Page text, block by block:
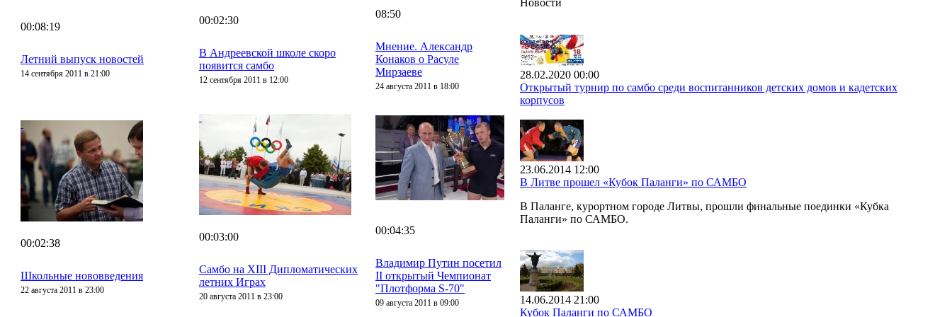
00:08:19
Летний выпуск новостей
14 сентября 2011 в 21:00
00:02:30
В Андреевской школе скоро
появится самбо
12 сентября 2011 в 12:00
08:50
Мнение. Александр
Конаков о Расуле
Мирзаеве
24 августа 2011 в 18:00
00:02:38
Школьные нововведения
22 августа 2011 в 23:00
00:03:00
Самбо на XIII Дипломатических
летних Играх
20 августа 2011 в 23:00
00:04:35
Владимир Путин посетил
II открытый Чемпионат
"Плотформа S-70"
09 августа 2011 в 09:00
Новости
28.02.2020 00:00
Открытый турнир по самбо среди воспитанников детских домов и кадетских
корпусов
23.06.2014 12:00
В Литве прошел «Кубок Паланги» по САМБО
В Паланге, курортном городе Литвы, прошли финальные поединки «Кубка
Паланги» по САМБО.
14.06.2014 21:00
Кубок Паланги по САМБО